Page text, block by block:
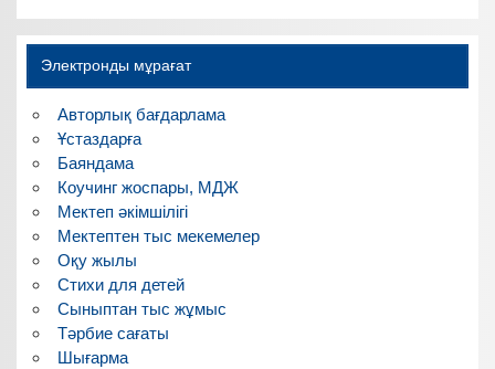
Электронды мұрағат
Авторлық бағдарлама
Ұстаздарға
Баяндама
Коучинг жоспары, МДЖ
Мектеп әкімшілігі
Мектептен тыс мекемелер
Оқу жылы
Стихи для детей
Сыныптан тыс жұмыс
Тәрбие сағаты
Шығарма